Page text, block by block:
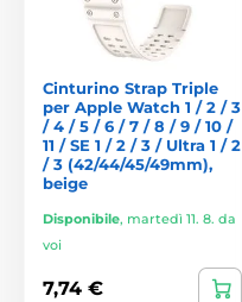
Cinturino Strap Triple
per Apple Watch 1 / 2 / 3
/ 4 / 5 / 6 / 7 / 8 / 9 / 10 /
11 / SE 1 / 2 / 3 / Ultra 1 / 2
/ 3 (42/44/45/49mm),
beige
Disponibile, martedì 11. 8. da
voi
7,74 €